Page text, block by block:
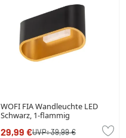
WOFI FIA Wandleuchte LED
Schwarz, 1-flammig
29,99 €UVP:39,99 €